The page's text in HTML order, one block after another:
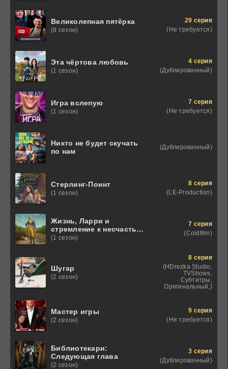
Великолепная пятёрка
(8 сезон)
29 серия
(Не требуется)
Эта чёртова любовь
(1 сезон)
4 серия
(Дублированный)
Игра вслепую
(1 сезон)
7 серия
(Не требуется)
Никто не будет скучать
по нам
(Дублированный)
Стерлинг-Поинт
(1 сезон)
8 серия
(LE-Production)
Жизнь, Ларри и
стремление к несчастью:
Почти история Америки
(1 сезон)
7 серия
(Coldfilm)
Шугар
(2 сезон)
8 серия
(HDrezka Studio,
TVShows,
Субтитры,
Оригинальный,)
Мастер игры
(2 сезон)
9 серия
(Не требуется)
Библиотекари:
Следующая глава
(2 сезон)
3 серия
(Дублированный)